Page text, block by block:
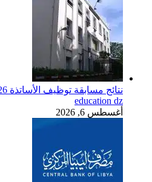
education dz
أغسطس 6, 2026